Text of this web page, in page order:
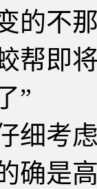
的不
帮即
”
考虑
确是